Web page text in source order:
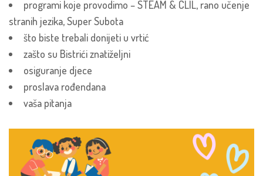
programi koje provodimo – STEAM & CLIL, rano učenje
stranih jezika, Super Subota
što biste trebali donijeti u vrtić
zašto su Bistrići znatiželjni
osiguranje djece
proslava rođendana
vaša pitanja